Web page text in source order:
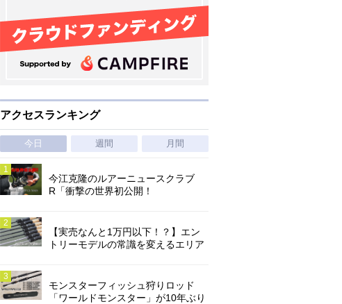
アクセスランキング
今日 週間 月間
今江克隆のルアーニュースクラブ
R「衝撃の世界初公開！
【実売なんと1万円以下！？】エン
トリーモデルの常識を変えるエリア
モンスターフィッシュ狩りロッド
「ワールドモンスター」が10年ぶり